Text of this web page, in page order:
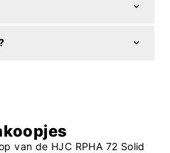
van de HJC RPHA 72 Solid